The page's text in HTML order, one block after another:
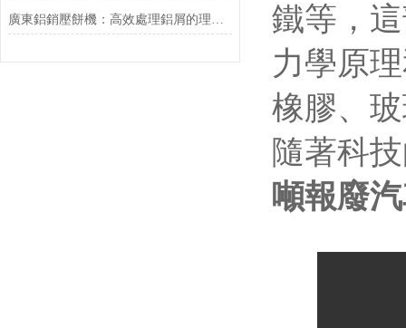
廣東鋁銷壓餅機：高效處理鋁屑的理想選擇——推薦恩派特壓餅機
鐵等，
力學原
橡膠、
隨著科
噸報廢